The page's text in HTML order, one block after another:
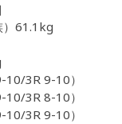
）61.1kg
10/3R 9-10）
3R 8-10）
3R 9-10）